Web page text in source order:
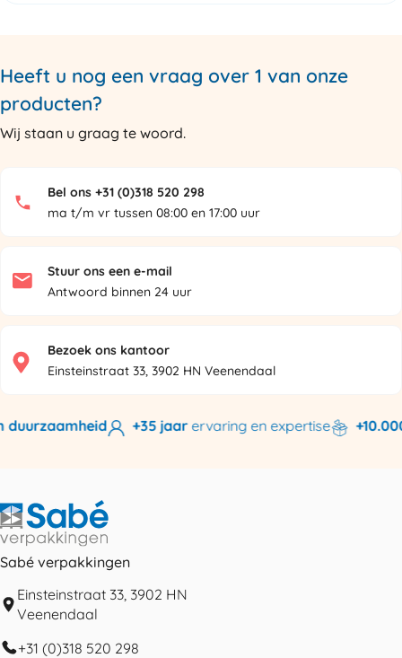
Heeft u nog een vraag over 1 van onze
producten?
Wij staan u graag te woord.
Bel ons +31 (0)318 520 298
ma t/m vr tussen 08:00 en 17:00 uur
Stuur ons een e-mail
Antwoord binnen 24 uur
Bezoek ons kantoor
Einsteinstraat 33, 3902 HN Veenendaal
+35 jaarervaring en expertise +10.000
Sabé verpakkingen
Einsteinstraat 33, 3902 HN
Veenendaal
+31 (0)318 520 298